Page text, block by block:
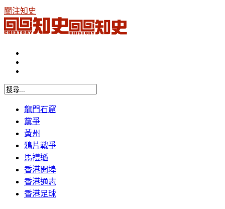
關注知史
龍門石窟
黨爭
黃州
鴉片戰爭
馬禮遜
香港開埠
香港通志
香港足球